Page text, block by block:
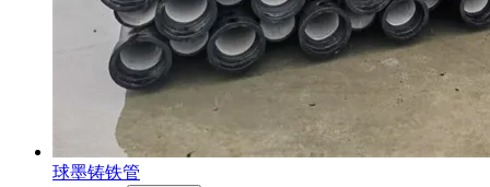
球墨铸铁管